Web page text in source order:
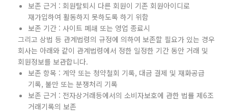
보존 근거 : 회원탈퇴시 다른 회원이 기존 회원아이디로
재가입하여 활동하지 못하도록 하기 위함
보존 기간 : 사이트 폐쇄 또는 영업 종료시
그리고 상법 등 관계법령의 규정에 의하여 보존할 필요가 있는 경우
회사는 아래와 같이 관계법령에서 정한 일정한 기간 동안 거래 및
회원정보를 보관합니다.
보존 항목 : 계약 또는 청약철회 기록, 대금 결제 및 재화공급
기록, 불만 또는 분쟁처리 기록
보존 근거 : 전자상거래등에서의 소비자보호에 관한 법률 제6조
거래기록의 보존